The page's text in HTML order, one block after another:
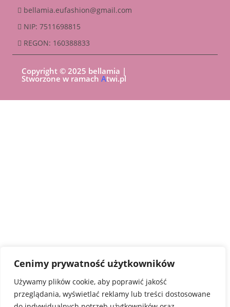
Cenimy prywatność użytkowników
Używamy plików cookie, aby poprawić jakość
przeglądania, wyświetlać reklamy lub treści dostosowane
bellamia.eufashion@gmail.com
NIP: 7511698815
REGON: 160388833
Copyright © 2025 bellamia |
Stworzone w ramach Atwi.pl